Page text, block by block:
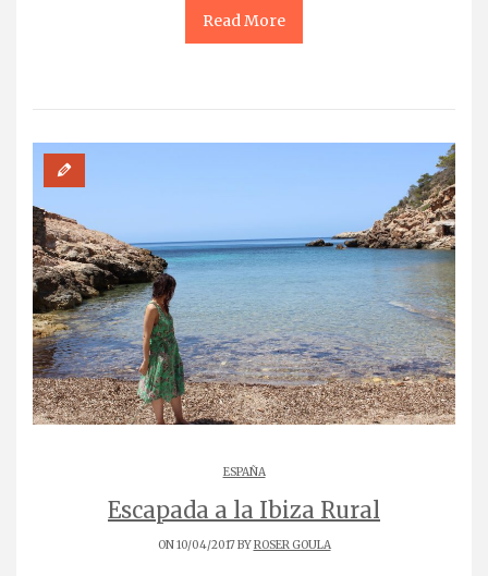
Read More
ESPAÑA
Escapada a la Ibiza Rural
ON 10/04/2017 BYROSER GOULA